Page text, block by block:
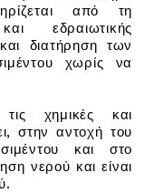
από τη
εδραιωτικής
διατήρηση των
χωρίς να
χημικές και
στην αντοχή του
και στο
νερού και είναι